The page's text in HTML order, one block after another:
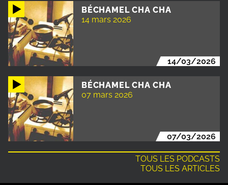
BÉCHAMEL CHA CHA
14 mars 2026
14/03/2026
BÉCHAMEL CHA CHA
07 mars 2026
07/03/2026
TOUS LES PODCASTS
TOUS LES ARTICLES